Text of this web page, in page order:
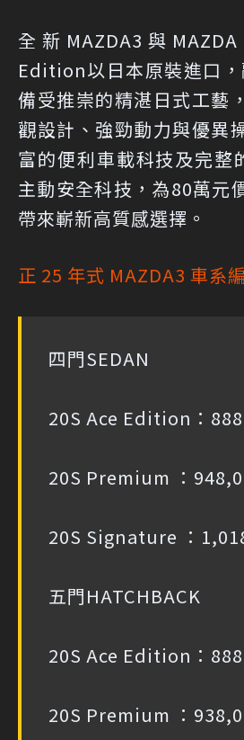
全新MAZDA3與MAZDA
Edition以日本原裝進口，
備受推崇的精湛日式工藝
觀設計、強勁動力與優異
富的便利車載科技及完整
主動安全科技，為80萬元
帶來嶄新高質感選擇。
正 25 年式 MAZDA3 車系
四門SEDAN
20S Ace Edition：
20S Premium ：
20S Signature ：
五門HATCHBACK
20S Ace Edition：
20S Premium ：